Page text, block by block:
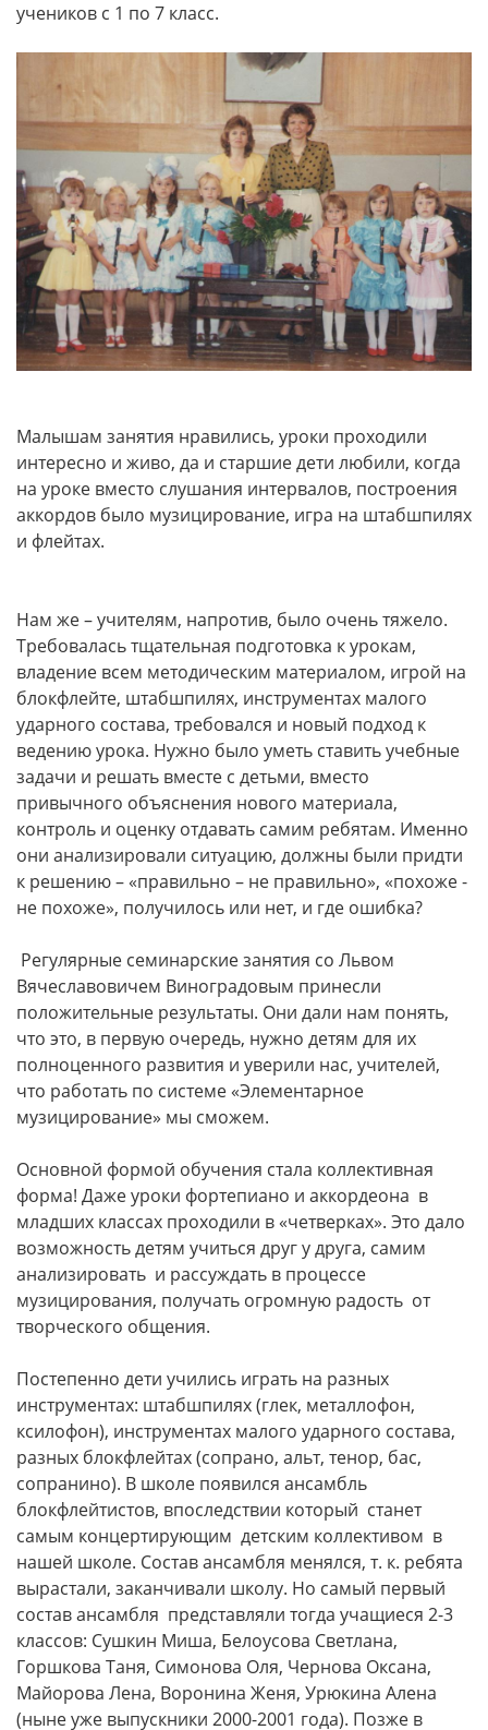
учеников с 1 по 7 класс.
Малышам занятия нравились, уроки проходили
интересно и живо, да и старшие дети любили, когда
на уроке вместо слушания интервалов, построения
аккордов было музицирование, игра на штабшпилях
и флейтах.
Нам же – учителям, напротив, было очень тяжело.
Требовалась тщательная подготовка к урокам,
владение всем методическим материалом, игрой на
блокфлейте, штабшпилях, инструментах малого
ударного состава, требовался и новый подход к
ведению урока. Нужно было уметь ставить учебные
задачи и решать вместе с детьми, вместо
привычного объяснения нового материала,
контроль и оценку отдавать самим ребятам. Именно
они анализировали ситуацию, должны были придти
к решению – «правильно – не правильно», «похоже -
не похоже», получилось или нет, и где ошибка?
Регулярные семинарские занятия со Львом
Вячеславовичем Виноградовым принесли
положительные результаты. Они дали нам понять,
что это, в первую очередь, нужно детям для их
полноценного развития и уверили нас, учителей,
что работать по системе «Элементарное
музицирование» мы сможем.
Основной формой обучения стала коллективная
форма! Даже уроки фортепиано и аккордеона в
младших классах проходили в «четверках». Это дало
возможность детям учиться друг у друга, самим
анализировать и рассуждать в процессе
музицирования, получать огромную радость от
творческого общения.
Постепенно дети учились играть на разных
инструментах: штабшпилях (глек, металлофон,
ксилофон), инструментах малого ударного состава,
разных блокфлейтах (сопрано, альт, тенор, бас,
сопранино). В школе появился ансамбль
блокфлейтистов, впоследствии который станет
самым концертирующим детским коллективом в
нашей школе. Состав ансамбля менялся, т. к. ребята
вырастали, заканчивали школу. Но самый первый
состав ансамбля представляли тогда учащиеся 2-3
классов: Сушкин Миша, Белоусова Светлана,
Горшкова Таня, Симонова Оля, Чернова Оксана,
Майорова Лена, Воронина Женя, Урюкина Алена
(ныне уже выпускники 2000-2001 года). Позже в